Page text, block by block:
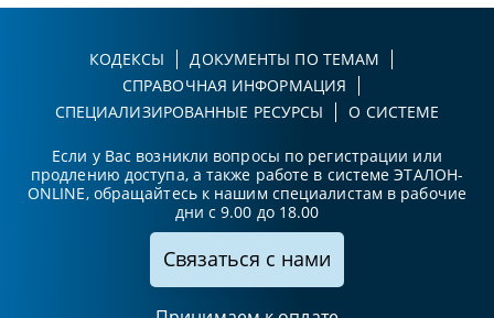
КОДЕКСЫ
ДОКУМЕНТЫ ПО ТЕМАМ
СПРАВОЧНАЯ ИНФОРМАЦИЯ
СПЕЦИАЛИЗИРОВАННЫЕ РЕСУРСЫ
О СИСТЕМЕ
Если у Вас возникли вопросы по регистрации или
продлению доступа, а также работе в системе ЭТАЛОН-
ONLINE, обращайтесь к нашим специалистам в рабочие
дни с 9.00 до 18.00
Связаться с нами